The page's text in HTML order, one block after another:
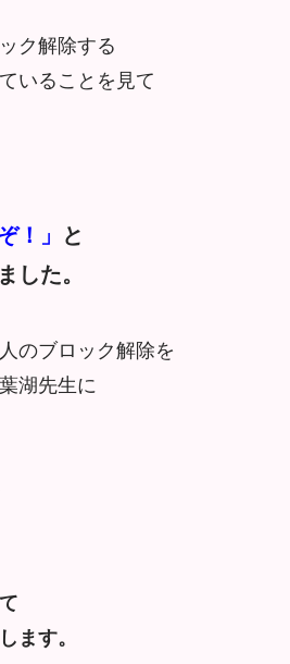
ク解除する
いることを見て
！」
と
した。
のブロック解除を
湖先生に
ます。